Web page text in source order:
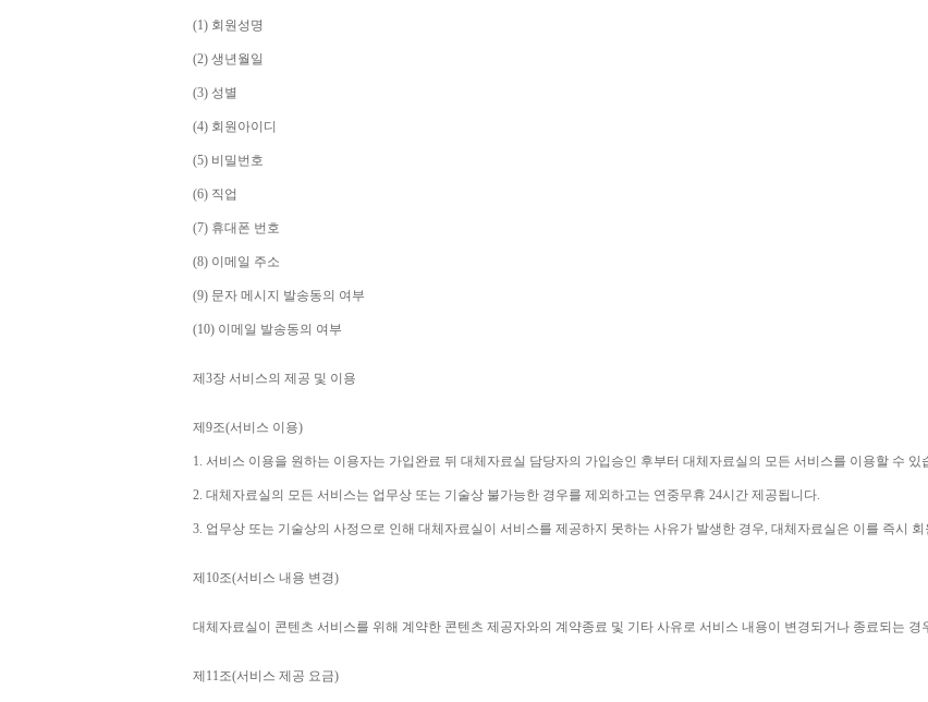
(1) 회원성명
(2) 생년월일
(3) 성별
(4) 회원아이디
(5) 비밀번호
(6) 직업
(7) 휴대폰 번호
(8) 이메일 주소
(9) 문자 메시지 발송동의 여부
(10) 이메일 발송동의 여부
제 3장 서비스의 제공 및 이용
제 9조(서비스 이용)
1. 서비스 이용을 원하는 이용자는 가입완료 뒤 대체자료실 담당자의 가입승인 후부터 대체자료실의 모든 서비스를 이용할 수 있
2. 대체자료실의 모든 서비스는 업무상 또는 기술상 불가능한 경우를 제외하고는 연중무휴 24시간 제공됩니다.
3. 업무상 또는 기술상의 사정으로 인해 대체자료실이 서비스를 제공하지 못하는 사유가 발생한 경우, 대체자료실은 이를 즉시
제 10조(서비스 내용 변경)
대체자료실이 콘텐츠 서비스를 위해 계약한 콘텐츠 제공자와의 계약종료 및 기타 사유로 서비스 내용이 변경되거나 종료되는
제 11조(서비스 제공 요금)